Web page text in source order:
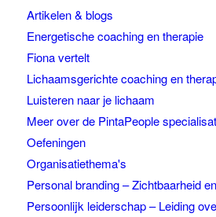
Artikelen & blogs
Energetische coaching en therapie
Fiona vertelt
Lichaamsgerichte coaching en
Luisteren naar je lichaam
Meer over de PintaPeople
Oefeningen
Organisatiethema's
Personal branding – Zichtbaarheid
Persoonlijk leiderschap – Leiding